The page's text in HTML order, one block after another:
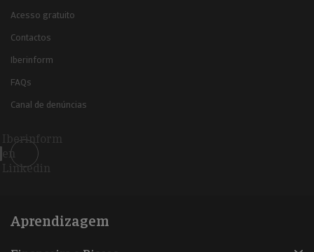
Acesso gratuito
Contactos
Iberinform
FAQs
Canal de denúncias
Iberinform
en
Linkedin
Aprendizagem